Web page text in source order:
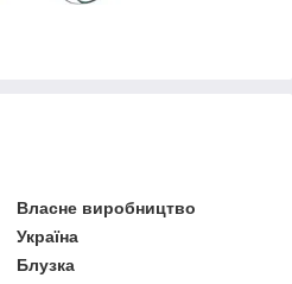
Власне виробництво
Україна
Блузка